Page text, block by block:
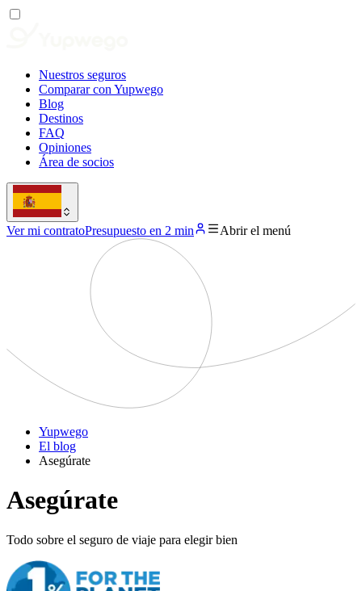
Nuestros seguros
Comparar con Yupwego
Blog
Destinos
FAQ
Opiniones
Área de socios
Ver mi contratoPresupuesto en 2 min Abrir el menú
Yupwego
El blog
Asegúrate
Asegúrate
Todo sobre el seguro de viaje para elegir bien